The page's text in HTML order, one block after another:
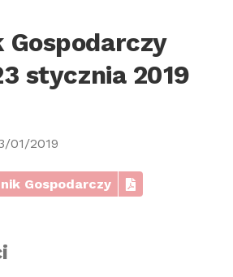
Gospodarczy
stycznia 2019
01/2019
Gospodarczy